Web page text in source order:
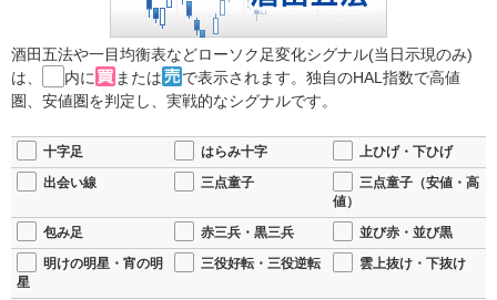
酒田五法や一目均衡表などローソク足変化シグナル(当日示現のみ)
は、
内に または
で表示されます。独自のHAL指数で高値
圏、安値圏を判定し、実戦的なシグナルです。
十字足 はらみ十字
上ひげ・下ひげ
出会い線
三点童子
三点童子（安値・高
値）
包み足
赤三兵・黒三兵
並び赤・並び黒
明けの明星・宵の明
星
三役好転・三役逆転 雲上抜け・下抜け